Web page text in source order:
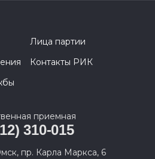
Лица партии
Контакты РИК
приемная
310-015
пр. Карла Маркса, 6